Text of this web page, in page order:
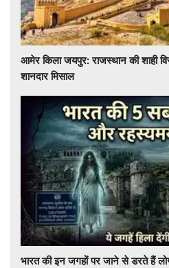
आमेर किला जयपुर: राजस्थान की शाही
शानदार मिसाल
भारत की इन जगहों पर जाने से डरते हैं